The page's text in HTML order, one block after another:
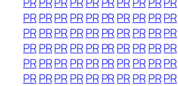
PRPRPRPRPR PRPRPRPRPR
PRPRPRPRPR PRPRPRPRPR
PRPRPRPRPR PRPRPRPRPR
PRPRPRPRPR PRPRPRPRPR
PRPRPRPRPR PRPRPRPRPR